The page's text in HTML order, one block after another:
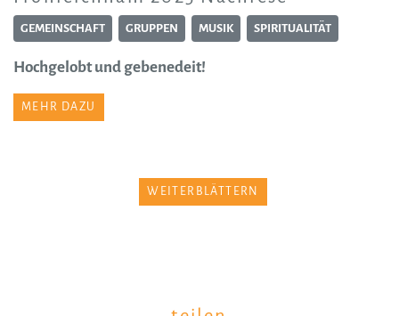
GEMEINSCHAFT GRUPPEN MUSIK SPIRITUALITÄT
Hochgelobt und gebenedeit!
MEHR DAZU
WEITERBLÄTTERN